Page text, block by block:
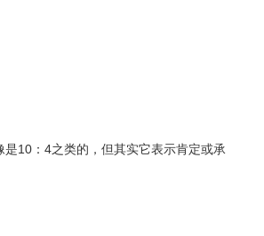
是10：4之类的，但其实它表示肯定或承